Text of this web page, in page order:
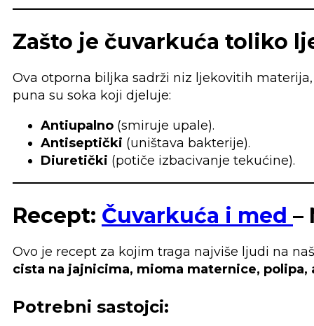
Zašto je čuvarkuća toliko
Ova otporna biljka sadrži niz ljekovitih
puna su soka koji djeluje:
Antiupalno (smiruje upale).
Antiseptički (uništava bakterije).
Diuretički (potiče izbacivanje tekućine).
Recept: Čuvarkuća i med –
Ovo je recept za kojim traga najviše ljudi na
cista na jajnicima, mioma maternice,
Potrebni sastojci: